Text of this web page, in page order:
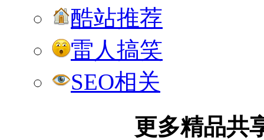
酷站推荐
雷人搞笑
SEO相关
更多精品共